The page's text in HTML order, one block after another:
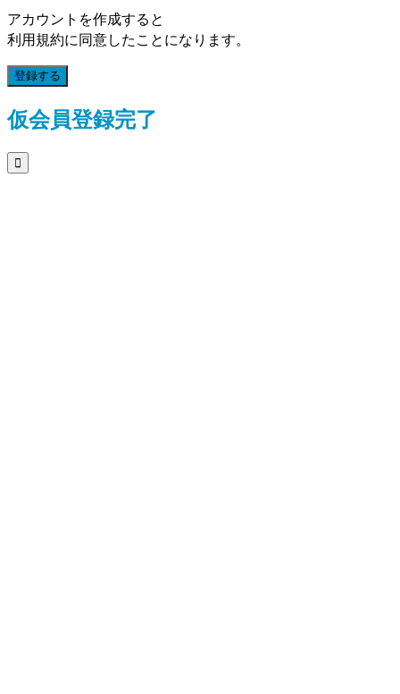
アカウントを作成すると
利用規約に同意したことになります。
登録する
仮会員登録完了
